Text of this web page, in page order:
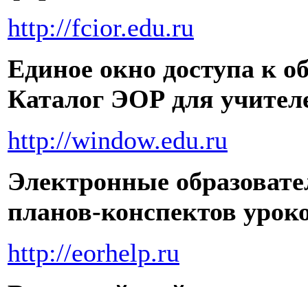
http://fcior.edu.ru
Единое окно доступа к
Каталог ЭОР для
http://window.edu.ru
Электронные
планов-конспектов
http://eorhelp.ru